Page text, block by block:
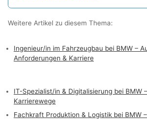
Weitere Artikel zu diesem Thema:
Ingenieur/in im Fahrzeugbau bei BMW –
Anforderungen & Karriere
IT-Spezialist/in & Digitalisierung bei BMW
Karrierewege
Fachkraft Produktion & Logistik bei BMW